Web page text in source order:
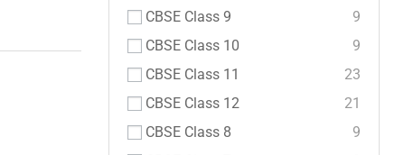
CBSE Class 9
9
CBSE Class 10
9
CBSE Class 11
23
CBSE Class 12
21
CBSE Class 8
9